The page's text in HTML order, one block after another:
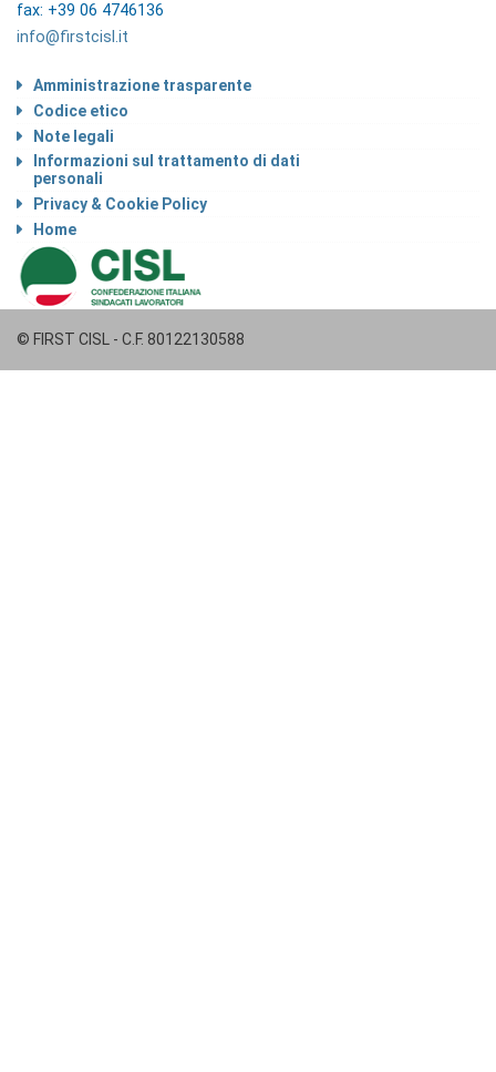
fax: +39 06 4746136
info@firstcisl.it
Amministrazione trasparente
Codice etico
Note legali
Informazioni sul trattamento di dati
personali
Privacy & Cookie Policy
Home
© FIRST CISL - C.F. 80122130588